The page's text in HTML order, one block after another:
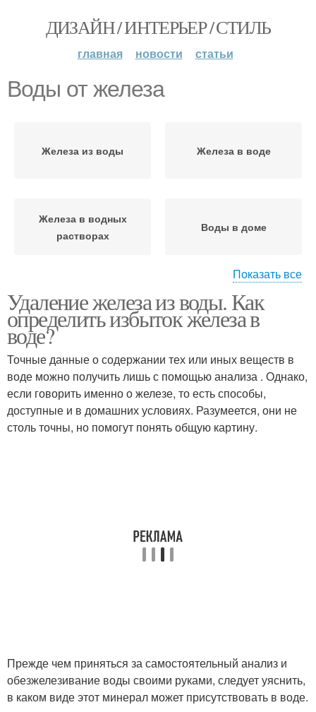
ДИЗАЙН / ИНТЕРЬЕР / СТИЛЬ
главная новости статьи
Воды от железа
Железа из воды Железа в воде
Железа в водных
растворах
Воды в доме
Воды в частном доме Воды из скважины
Воды в загородном
доме
Показать все
Удаление железа из воды. Как
определить избыток железа в
воде?
Точные данные о содержании тех или иных веществ в
воде можно получить лишь с помощью анализа . Однако,
если говорить именно о железе, то есть способы,
доступные и в домашних условиях. Разумеется, они не
столь точны, но помогут понять общую картину.
Прежде чем приняться за самостоятельный анализ и
обезжелезивание воды своими руками, следует уяснить,
в каком виде этот минерал может присутствовать в воде.